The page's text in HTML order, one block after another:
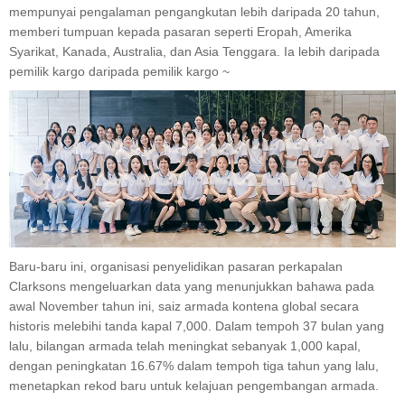
mempunyai pengalaman pengangkutan lebih daripada 20 tahun,
memberi tumpuan kepada pasaran seperti Eropah, Amerika
Syarikat, Kanada, Australia, dan Asia Tenggara. Ia lebih daripada
pemilik kargo daripada pemilik kargo ~
Baru-baru ini, organisasi penyelidikan pasaran perkapalan
Clarksons mengeluarkan data yang menunjukkan bahawa pada
awal November tahun ini, saiz armada kontena global secara
historis melebihi tanda kapal 7,000. Dalam tempoh 37 bulan yang
lalu, bilangan armada telah meningkat sebanyak 1,000 kapal,
dengan peningkatan 16.67% dalam tempoh tiga tahun yang lalu,
menetapkan rekod baru untuk kelajuan pengembangan armada.